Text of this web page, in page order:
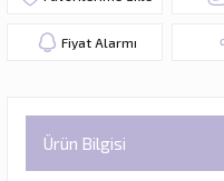
Fiyat Alarmı
Ürün Bilgisi